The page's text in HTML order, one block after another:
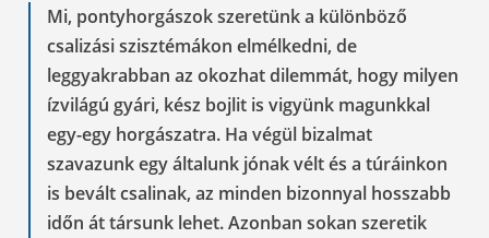
Mi, pontyhorgászok szeretünk a különböző
csalizási szisztémákon elmélkedni, de
leggyakrabban az okozhat dilemmát, hogy milyen
ízvilágú gyári, kész bojlit is vigyünk magunkkal
egy-egy horgászatra. Ha végül bizalmat
szavazunk egy általunk jónak vélt és a túráinkon
is bevált csalinak, az minden bizonnyal hosszabb
időn át társunk lehet. Azonban sokan szeretik